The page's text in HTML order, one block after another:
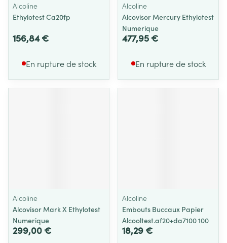
Alcoline
Ethylotest Ca20fp
156,84 €
En rupture de stock
Alcoline
Alcovisor Mercury Ethylotest
Numerique
477,95 €
En rupture de stock
Alcoline
Alcovisor Mark X Ethylotest
Numerique
299,00 €
Alcoline
Embouts Buccaux Papier
Alcooltest.af20+da7100 100
18,29 €